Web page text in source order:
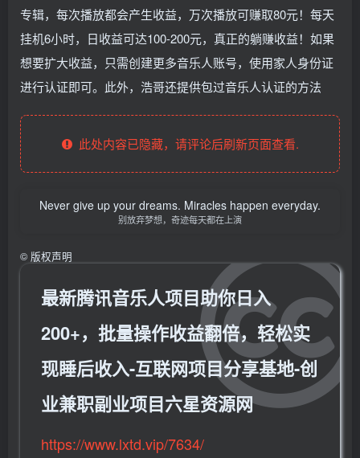
专辑，每次播放都会产生收益，万次播放可赚取80元！每天
挂机6小时，日收益可达100-200元，真正的躺赚收益！如果
想要扩大收益，只需创建更多音乐人账号，使用家人身份证
进行认证即可。此外，浩哥还提供包过音乐人认证的方法
此处内容已隐藏，请评论后刷新页面查看.
Never give up your dreams. Miracles happen everyday.
别放弃梦想，奇迹每天都在上演
© 版权声明
最新腾讯音乐人项目助你日入
200+，批量操作收益翻倍，轻松实
现睡后收入-互联网项目分享基地-创
业兼职副业项目六星资源网
https://www.lxtd.vip/7634/